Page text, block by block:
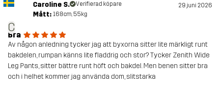
C
Caroline S. Verifierad köpare 29 juni 2026
Mått: 168cm, 55kg
Bra
Av någon anledning tycker jag att byxorna sitter lite märkligt runt
bakdelen, rumpan känns lite fladdrig och stor? Tycker Zenith Wide
Leg Pants, sitter bättre runt höft och bakdel. Men benen sitter bra
och i helhet kommer jag använda dom, slitstarka